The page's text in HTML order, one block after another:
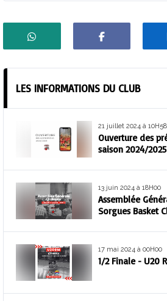
LES INFORMATIONS DU CLUB
21 juillet 2024 à 10H58
Ouverture des
saison 2024/2025
13 juin 2024 à 18H00
Assemblée
Sorgues Basket
17 mai 2024 à 00H00
1/2 Finale - U20